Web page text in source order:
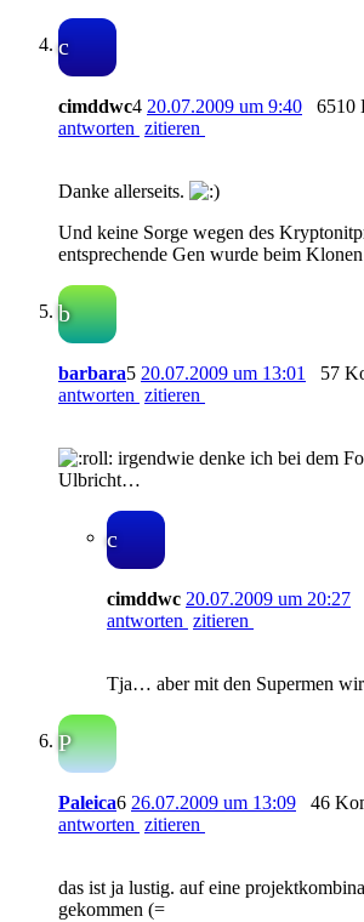
c
cimddwc4 20.07.2009 um 9:40
6510
antworten zitieren
Danke allerseits.
Und keine Sorge wegen des
entsprechende Gen wurde beim
b
barbara5 20.07.2009 um 13:01
57
antworten zitieren
irgendwie denke ich bei dem
Ulbricht…
c
cimddwc 20.07.2009 um 20:27
antworten zitieren
Tja… aber mit den Supermen
P
Paleica6 26.07.2009 um 13:09
46
antworten zitieren
das ist ja lustig. auf eine
gekommen (=